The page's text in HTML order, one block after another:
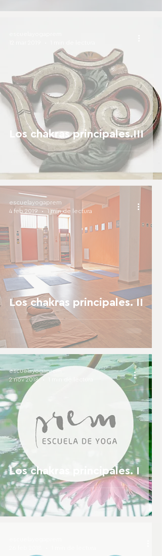
Los chakras principales.III
Los chakras principales. II
escuelayogaprem
4 feb 2019
1 min de lectura
Los chakras principales. I
escuelayogaprem
2 nov 2018